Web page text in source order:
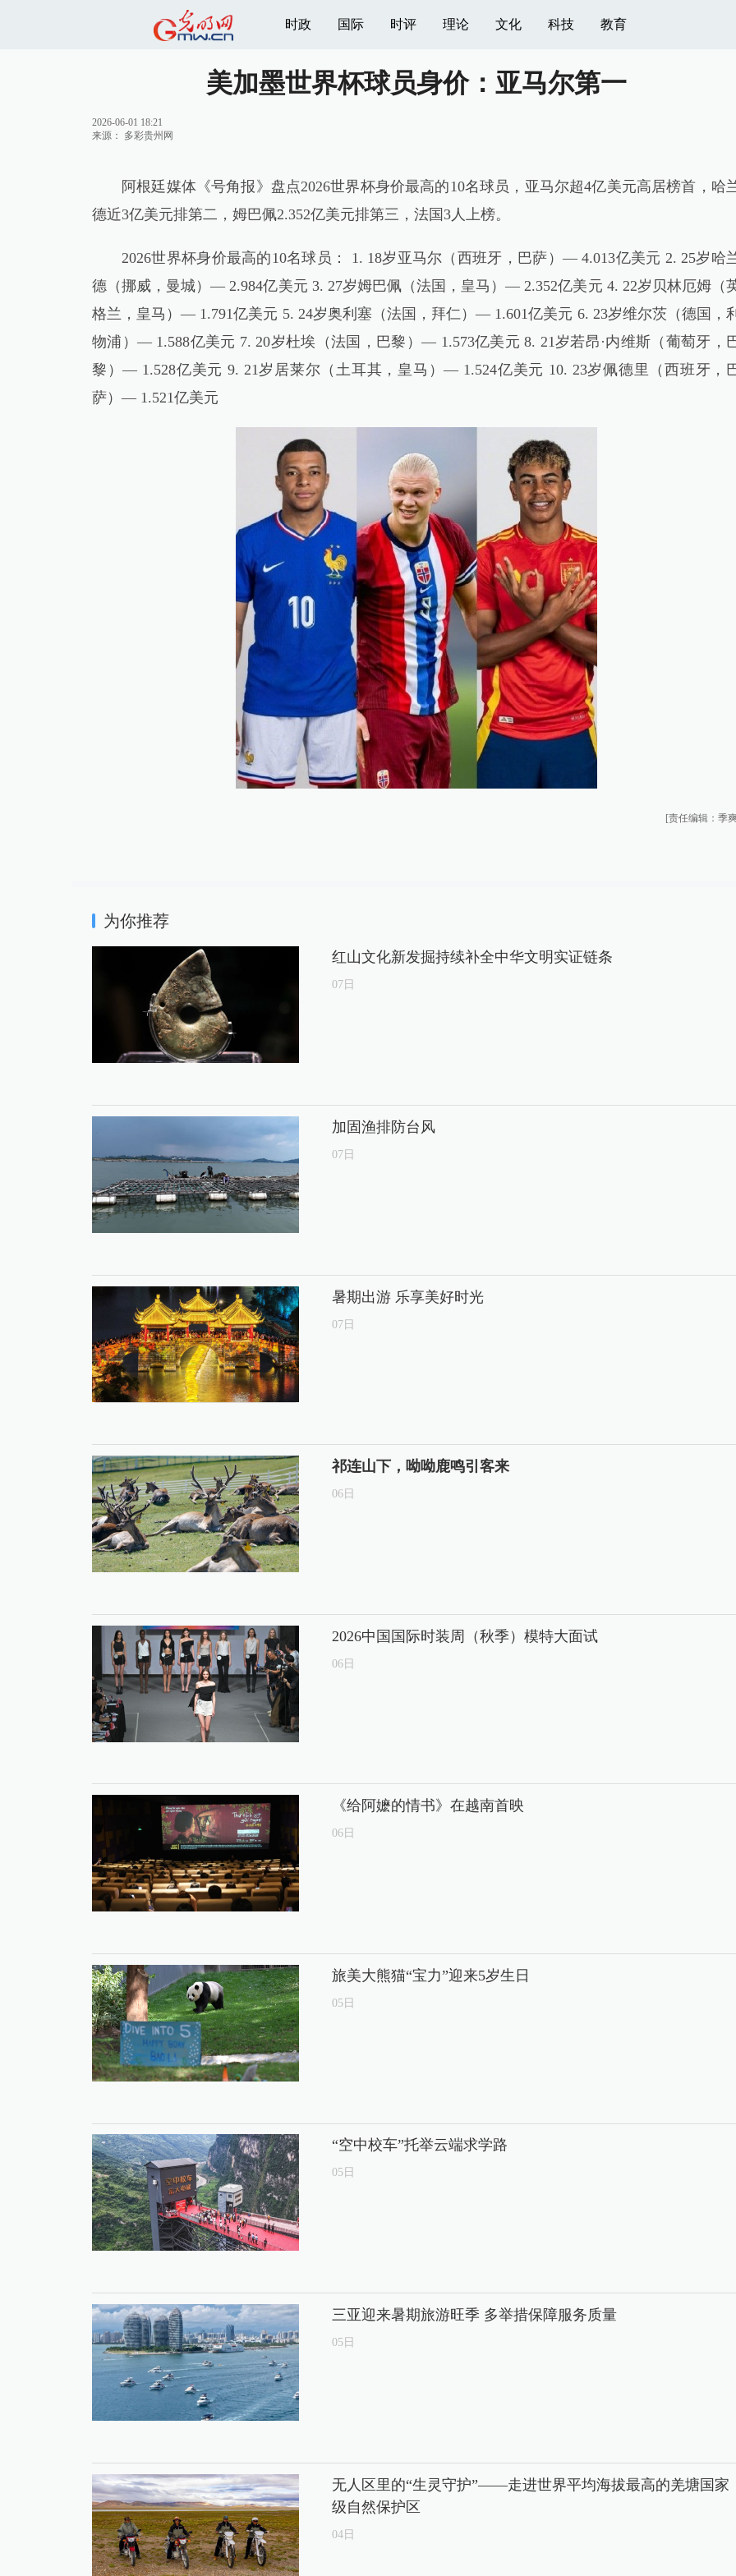
时政 国际 时评 理论 文化 科技 教育
美加墨世界杯球员身价：亚马尔第一
2026-06-01 18:21
来源： 多彩贵州网
阿根廷媒体《号角报》盘点2026世界杯身价最高的10名球员，亚马尔超4亿美元高居榜首，哈
德近3亿美元排第二，姆巴佩2.352亿美元排第三，法国3人上榜。
2026世界杯身价最高的10名球员： 1. 18岁亚马尔（西班牙，巴萨）— 4.013亿美元 2. 25岁哈
德（挪威，曼城）— 2.984亿美元 3. 27岁姆巴佩（法国，皇马）— 2.352亿美元 4. 22岁贝林厄姆（
格兰，皇马）— 1.791亿美元 5. 24岁奥利塞（法国，拜仁）— 1.601亿美元 6. 23岁维尔茨（德国，
物浦）— 1.588亿美元 7. 20岁杜埃（法国，巴黎）— 1.573亿美元 8. 21岁若昂·内维斯（葡萄牙，
黎）— 1.528亿美元 9. 21岁居莱尔（土耳其，皇马）— 1.524亿美元 10. 23岁佩德里（西班牙，
萨）— 1.521亿美元
[责任编辑：季
为你推荐
红山文化新发掘持续补全中华文明实证链条
07日
加固渔排防台风
07日
暑期出游 乐享美好时光
07日
祁连山下，呦呦鹿鸣引客来
06日
2026中国国际时装周（秋季）模特大面试
06日
《给阿嬷的情书》在越南首映
06日
旅美大熊猫“宝力”迎来5岁生日
05日
“空中校车”托举云端求学路
05日
三亚迎来暑期旅游旺季 多举措保障服务质量
05日
无人区里的“生灵守护”——走进世界平均海拔最高的羌塘国家
级自然保护区
04日